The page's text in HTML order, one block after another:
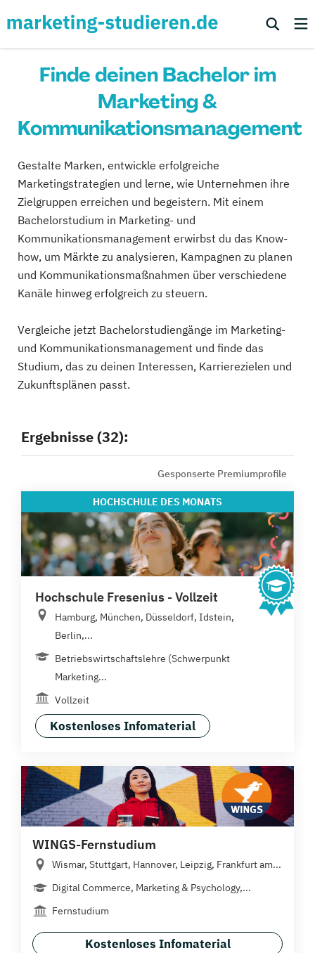
Finde deinen Bachelor im
Marketing &
Kommunikationsmanagement
Gestalte Marken, entwickle erfolgreiche
Marketingstrategien und lerne, wie Unternehmen ihre
Zielgruppen erreichen und begeistern. Mit einem
Bachelorstudium in Marketing- und
Kommunikationsmanagement erwirbst du das Know-
how, um Märkte zu analysieren, Kampagnen zu planen
und Kommunikationsmaßnahmen über verschiedene
Kanäle hinweg erfolgreich zu steuern.
Vergleiche jetzt Bachelorstudiengänge im Marketing-
und Kommunikationsmanagement und finde das
Studium, das zu deinen Interessen, Karrierezielen und
Zukunftsplänen passt.
Ergebnisse (32):
Gesponserte Premiumprofile
HOCHSCHULE DES MONATS
Hochschule Fresenius - Vollzeit
Hamburg, München, Düsseldorf, Idstein,
Berlin,...
Betriebswirtschaftslehre (Schwerpunkt
Marketing...
Vollzeit
Kostenloses Infomaterial
WINGS-Fernstudium
Wismar, Stuttgart, Hannover, Leipzig, Frankfurt am...
Digital Commerce, Marketing & Psychology,...
Fernstudium
Kostenloses Infomaterial